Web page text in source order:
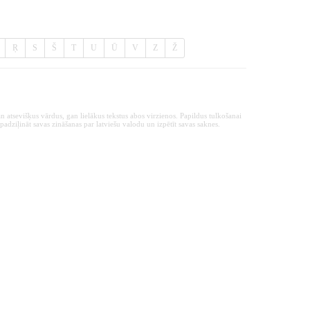
Ŗ S Š T U Ū V Z Ž
vārdus, gan lielākus tekstus abos virzienos. Papildus tulkošanai
savas zināšanas par latviešu valodu un izpētīt savas saknes.